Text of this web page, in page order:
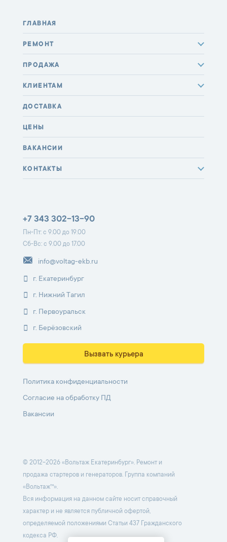
ГЛАВНАЯ
РЕМОНТ
ПРОДАЖА
КЛИЕНТАМ
ДОСТАВКА
ЦЕНЫ
ВАКАНСИИ
КОНТАКТЫ
+7 343 302-13-90
Пн-Пт: с 9.00 до 19.00
Сб-Вс: с 9.00 до 17.00
info@voltag-ekb.ru
г. Екатеринбург
г. Нижний Тагил
г. Первоуральск
г. Берёзовский
Вызвать курьера
Политика конфиденциальности
Согласие на обработку ПД
Вакансии
© 2012-2026 «Вольтаж Екатеринбург». Ремонт и
продажа стартеров и генераторов. Группа компаний
«Вольтаж™».
Вся информация на данном сайте носит справочный
характер и не является публичной офертой,
определяемой положениями Статьи 437 Гражданского
кодекса РФ.